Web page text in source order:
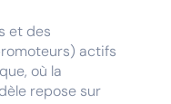
et des
actifs
où la
repose sur